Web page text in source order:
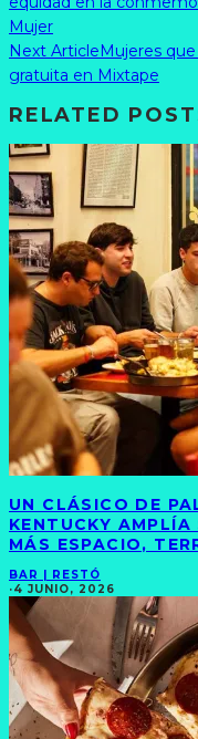
Mujer
Next ArticleMujeres
gratuita en Mixtape
RELATED
UN CLÁSICO DE
KENTUCKY
MÁS ESPACIO,
BAR | RESTÓ
·4 JUNIO, 2026